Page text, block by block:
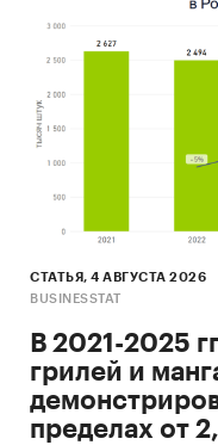
СТАТЬЯ, 4 АВГУСТА 2026
BUSINESSTAT
В 2021-2025
грилей и
пределах от